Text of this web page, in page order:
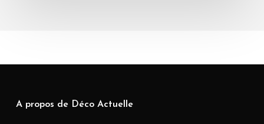
A propos de Déco Actuelle